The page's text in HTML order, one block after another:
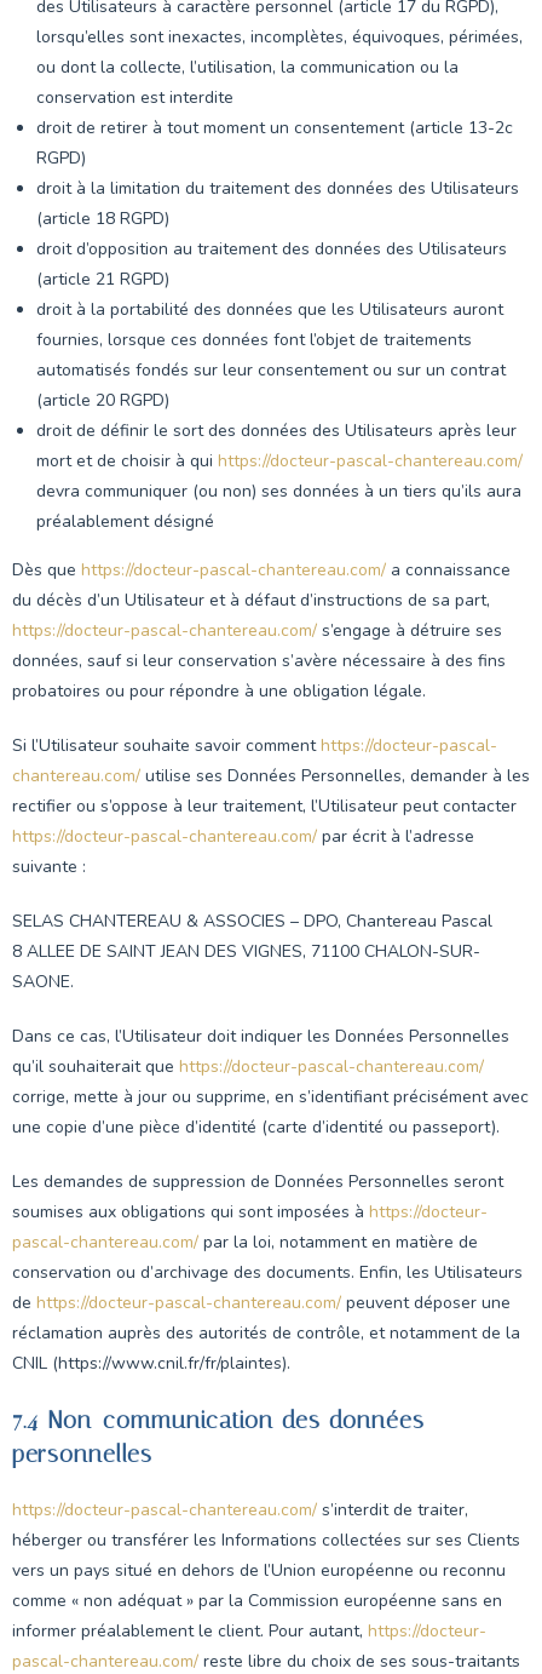
des Utilisateurs à caractère personnel (article 17 du RGPD),
lorsqu’elles sont inexactes, incomplètes, équivoques, périmées,
ou dont la collecte, l’utilisation, la communication ou la
conservation est interdite
droit de retirer à tout moment un consentement (article 13-2c
RGPD)
droit à la limitation du traitement des données des Utilisateurs
(article 18 RGPD)
droit d’opposition au traitement des données des Utilisateurs
(article 21 RGPD)
droit à la portabilité des données que les Utilisateurs auront
fournies, lorsque ces données font l’objet de traitements
automatisés fondés sur leur consentement ou sur un contrat
(article 20 RGPD)
droit de définir le sort des données des Utilisateurs après leur
mort et de choisir à qui https://docteur-pascal-chantereau.com/
devra communiquer (ou non) ses données à un tiers qu’ils aura
préalablement désigné
Dès que https://docteur-pascal-chantereau.com/ a connaissance
du décès d’un Utilisateur et à défaut d’instructions de sa part,
https://docteur-pascal-chantereau.com/ s’engage à détruire ses
données, sauf si leur conservation s’avère nécessaire à des fins
probatoires ou pour répondre à une obligation légale.
Si l’Utilisateur souhaite savoir commenthttps://docteur-pascal-
chantereau.com/ utilise ses Données Personnelles, demander à les
rectifier ou s’oppose à leur traitement, l’Utilisateur peut contacter
https://docteur-pascal-chantereau.com/ par écrit à l’adresse
suivante :
SELAS CHANTEREAU & ASSOCIES – DPO, Chantereau Pascal
8 ALLEE DE SAINT JEAN DES VIGNES, 71100 CHALON-SUR-
SAONE.
Dans ce cas, l’Utilisateur doit indiquer les Données Personnelles
qu’il souhaiterait que https://docteur-pascal-chantereau.com/
corrige, mette à jour ou supprime, en s’identifiant précisément avec
une copie d’une pièce d’identité (carte d’identité ou passeport).
Les demandes de suppression de Données Personnelles seront
soumises aux obligations qui sont imposées à https://docteur-
pascal-chantereau.com/ par la loi, notamment en matière de
conservation ou d’archivage des documents. Enfin, les Utilisateurs
de https://docteur-pascal-chantereau.com/ peuvent déposer une
réclamation auprès des autorités de contrôle, et notamment de la
CNIL (https://www.cnil.fr/fr/plaintes).
7.4 Non-communication des données
personnelles
https://docteur-pascal-chantereau.com/ s’interdit de traiter,
héberger ou transférer les Informations collectées sur ses Clients
vers un pays situé en dehors de l’Union européenne ou reconnu
comme « non adéquat » par la Commission européenne sans en
informer préalablement le client. Pour autant, https://docteur-
pascal-chantereau.com/ reste libre du choix de ses sous-traitants